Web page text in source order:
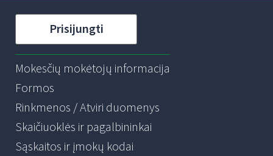
Prisijungti
Mokesčių mokėtojų informacija
Formos
Rinkmenos / Atviri duomenys
Skaičiuoklės ir pagalbininkai
Sąskaitos ir įmokų kodai